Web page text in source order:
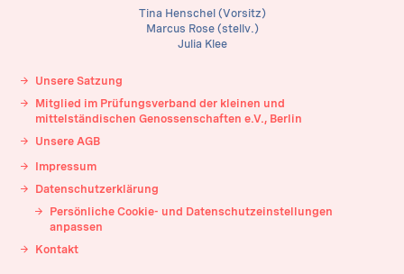
Tina Henschel (Vorsitz)
Marcus Rose (stellv.)
Julia Klee
Unsere Satzung
Mitglied im Prüfungsverband der kleinen und
mittelständischen Genossenschaften e.V., Berlin
Unsere AGB
Impressum
Datenschutzerklärung
Persönliche Cookie- und Datenschutzeinstellungen
anpassen
Kontakt